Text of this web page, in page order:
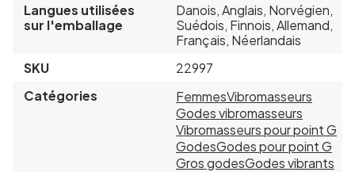
Langues utilisées
sur l'emballage
Danois, Anglais, Norvégien,
Suédois, Finnois, Allemand,
Français, Néerlandais
SKU
22997
Catégories
FemmesVibromasseurs
Godes vibromasseurs
Vibromasseurs pour point G
GodesGodes pour point G
Gros godesGodes vibrants